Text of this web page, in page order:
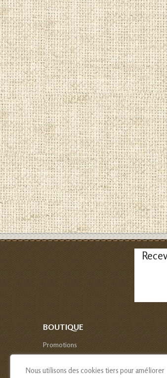
BOUTIQUE
Promotions
Nouveaux produits
Nous utilisons des cookies tiers pour améliorer